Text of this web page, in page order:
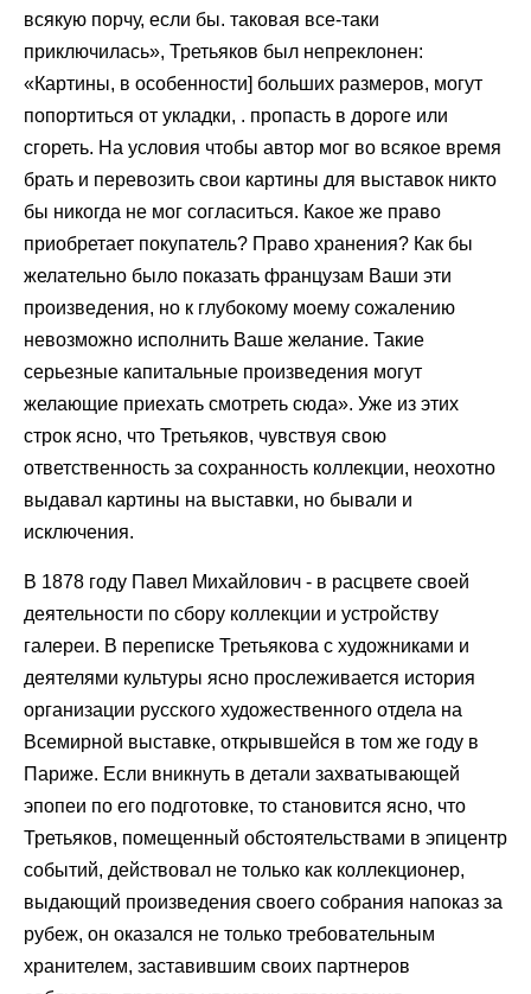
всякую порчу, если бы. таковая все-таки
приключилась», Третьяков был непреклонен:
«Картины, в особенности] больших размеров, могут
попортиться от укладки, . пропасть в дороге или
сгореть. На условия чтобы автор мог во всякое время
брать и перевозить свои картины для выставок никто
бы никогда не мог согласиться. Какое же право
приобретает покупатель? Право хранения? Как бы
желательно было показать французам Ваши эти
произведения, но к глубокому моему сожалению
невозможно исполнить Ваше желание. Такие
серьезные капитальные произведения могут
желающие приехать смотреть сюда». Уже из этих
строк ясно, что Третьяков, чувствуя свою
ответственность за сохранность коллекции, неохотно
выдавал картины на выставки, но бывали и
исключения.
В 1878 году Павел Михайлович - в расцвете своей
деятельности по сбору коллекции и устройству
галереи. В переписке Третьякова с художниками и
деятелями культуры ясно прослеживается история
организации русского художественного отдела на
Всемирной выставке, открывшейся в том же году в
Париже. Если вникнуть в детали захватывающей
эпопеи по его подготовке, то становится ясно, что
Третьяков, помещенный обстоятельствами в эпицентр
событий, действовал не только как коллекционер,
выдающий произведения своего собрания напоказ за
рубеж, он оказался не только требовательным
хранителем, заставившим своих партнеров